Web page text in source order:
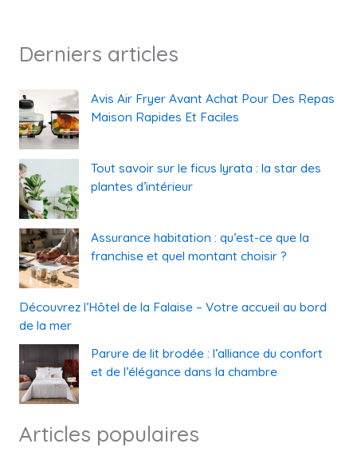
Derniers articles
Avis Air Fryer Avant Achat Pour Des Repas
Maison Rapides Et Faciles
Tout savoir sur le ficus lyrata : la star des
plantes d’intérieur
Assurance habitation : qu’est-ce que la
franchise et quel montant choisir ?
Découvrez l’Hôtel de la Falaise – Votre accueil au bord
de la mer
Parure de lit brodée : l’alliance du confort
et de l’élégance dans la chambre
Articles populaires